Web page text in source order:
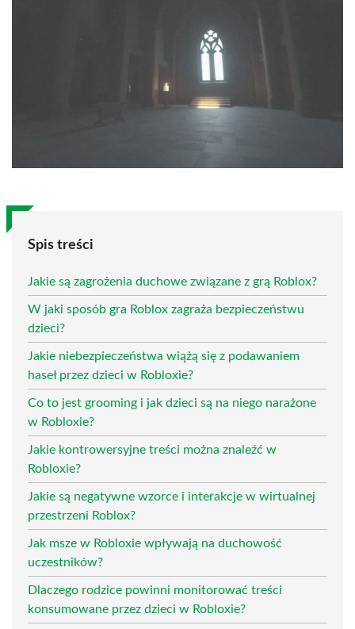
Spis treści
Jakie są zagrożenia duchowe związane z grą Roblox?
W jaki sposób gra Roblox zagraża bezpieczeństwu
dzieci?
Jakie niebezpieczeństwa wiążą się z podawaniem
haseł przez dzieci w Robloxie?
Co to jest grooming i jak dzieci są na niego narażone
w Robloxie?
Jakie kontrowersyjne treści można znaleźć w
Robloxie?
Jakie są negatywne wzorce i interakcje w wirtualnej
przestrzeni Roblox?
Jak msze w Robloxie wpływają na duchowość
uczestników?
Dlaczego rodzice powinni monitorować treści
konsumowane przez dzieci w Robloxie?